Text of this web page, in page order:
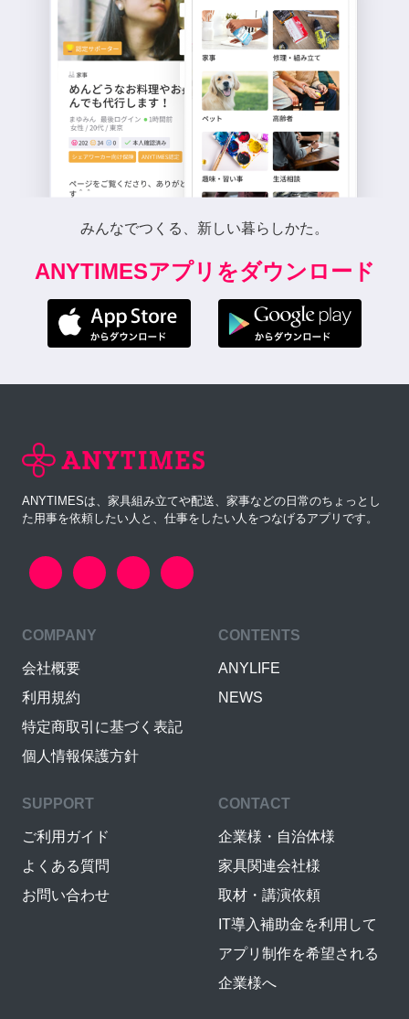
みんなでつくる、新しい暮らしかた。
ANYTIMESアプリをダウンロード
ANYTIMESは、家具組み立てや配送、家事などの日常のちょっとし
た用事を依頼したい人と、仕事をしたい人をつなげるアプリです。
COMPANY
会社概要
利用規約
特定商取引に基づく表記
個人情報保護方針
CONTENTS
ANYLIFE
NEWS
SUPPORT
ご利用ガイド
よくある質問
お問い合わせ
CONTACT
企業様・自治体様
家具関連会社様
取材・講演依頼
IT導入補助金を利用して
アプリ制作を希望される
企業様へ